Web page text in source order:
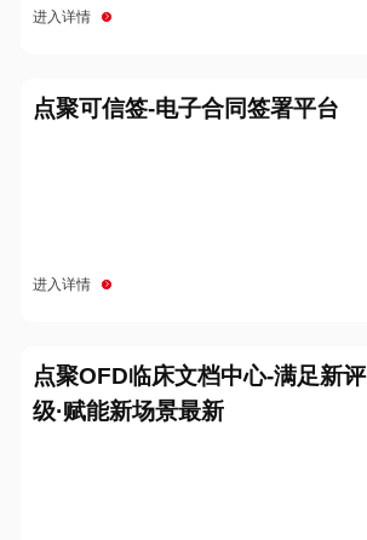
进入详情
点聚可信签-电子合同签署平台
进入详情
点聚OFD临床文档中心-满足新评
级·赋能新场景最新